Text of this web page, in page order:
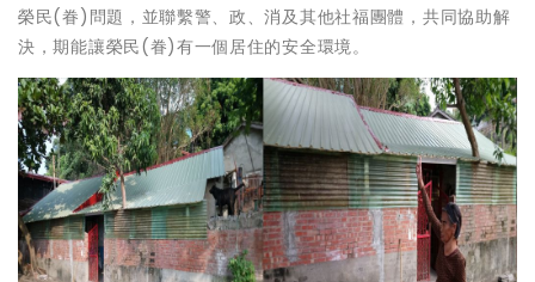
榮民(眷)問題，並聯繫警、政、消及其他社福團體，共同協助解
決，期能讓榮民(眷)有一個居住的安全環境。